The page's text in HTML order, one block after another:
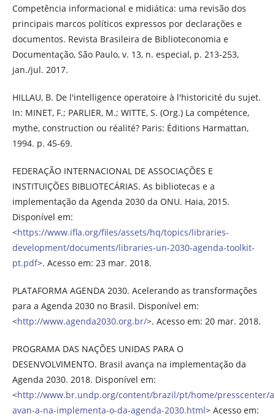
Competência informacional e midiática: uma revisão dos
principais marcos políticos expressos por declarações e
documentos. Revista Brasileira de Biblioteconomia e
Documentação, São Paulo, v. 13, n. especial, p. 213-253,
jan./jul. 2017.
HILLAU, B. De l'intelligence operatoire à l'historicité du sujet.
In: MINET, F.; PARLIER, M.; WITTE, S. (Org.) La compétence,
mythe, construction ou réalité? Paris: Éditions Harmattan,
1994. p. 45-69.
FEDERAÇÃO INTERNACIONAL DE ASSOCIAÇÕES E
INSTITUIÇÕES BIBLIOTECÁRIAS. As bibliotecas e a
implementação da Agenda 2030 da ONU. Haia, 2015.
Disponível em:
<https://www.ifla.org/files/assets/hq/topics/libraries-
development/documents/libraries-un-2030-agenda-toolkit-
pt.pdf>. Acesso em: 23 mar. 2018.
PLATAFORMA AGENDA 2030. Acelerando as transformações
para a Agenda 2030 no Brasil. Disponível em:
<http://www.agenda2030.org.br/>. Acesso em: 20 mar. 2018.
PROGRAMA DAS NAÇÕES UNIDAS PARA O
DESENVOLVIMENTO. Brasil avança na implementação da
Agenda 2030. 2018. Disponível em:
<http://www.br.undp.org/content/brazil/pt/home/presscenter/
avan-a-na-implementa-o-da-agenda-2030.html> Acesso em: